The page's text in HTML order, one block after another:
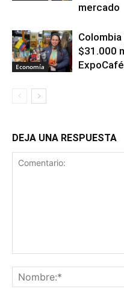
mercado
Economía
$31.000
DEJA UNA RESPUESTA